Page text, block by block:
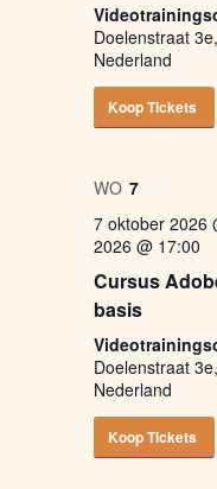
Doelenstraat
Nederland
Koop Tickets
WO 7
7 oktober 2026
2026 @ 17:00
Cursus
basis
Doelenstraat
Nederland
Koop Tickets